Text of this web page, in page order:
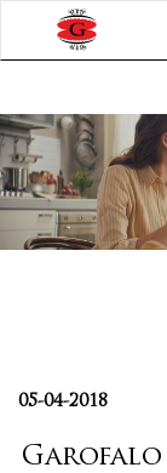
05-04-2018
Garofalo